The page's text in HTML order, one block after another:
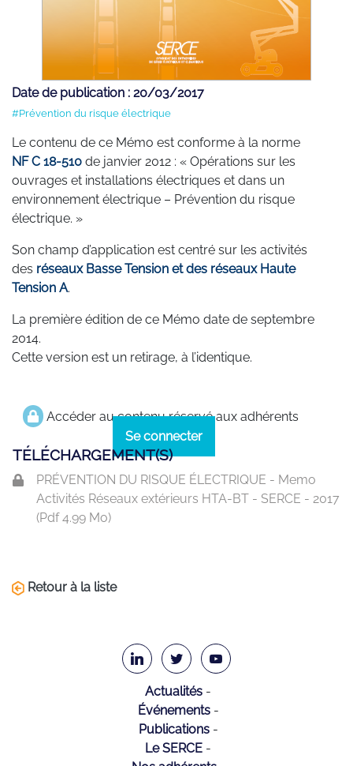
Date de publication : 20/03/2017
#Prévention du risque électrique
Le contenu de ce Mémo est conforme à la norme
NF C 18-510 de janvier 2012 : « Opérations sur les
ouvrages et installations électriques et dans un
environnement électrique – Prévention du risque
électrique. »
Son champ d’application est centré sur les activités
des réseaux Basse Tension et des réseaux Haute
Tension A.
La première édition de ce Mémo date de septembre
2014.
Cette version est un retirage, à l’identique.
Accéder au contenu réservé aux adhérents
Se connecter
TÉLÉCHARGEMENT(S)
PRÉVENTION DU RISQUE ÉLECTRIQUE - Memo
Activités Réseaux extérieurs HTA-BT - SERCE - 2017
(Pdf4.99 Mo)
Retour à la liste
Actualités
Événements
Publications
Le SERCE